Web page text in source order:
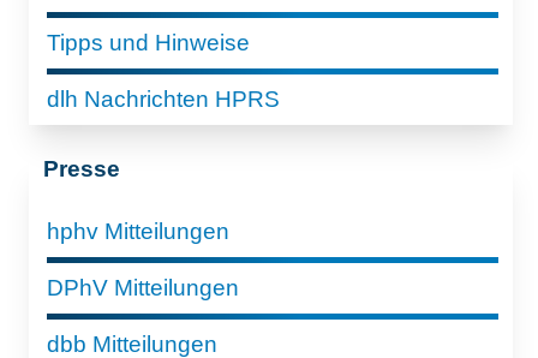
Tipps und Hinweise
dlh Nachrichten HPRS
Presse
hphv Mitteilungen
DPhV Mitteilungen
dbb Mitteilungen